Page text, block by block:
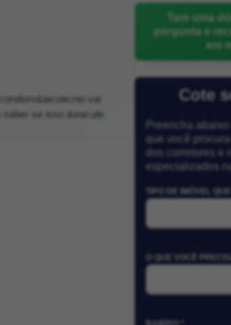
vai
se isso &eacute
Tem uma
pergunta e
em
Cote
Preencha
que você
dos corretores e
especializados
TIPO DE IMÓVEL
O QUE VOCÊ